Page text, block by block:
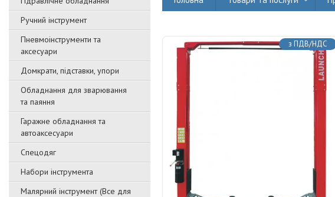
Ручний інструмент
Пневмоінструменти та
аксесуари
Домкрати, підставки, упори
Обладнання для зварювання
та паяння
Гаражне обладнання та
автоаксесуари
Спецодяг
Набори інструмента
Малярний інструмент (Все для
з ПДВ/НДС